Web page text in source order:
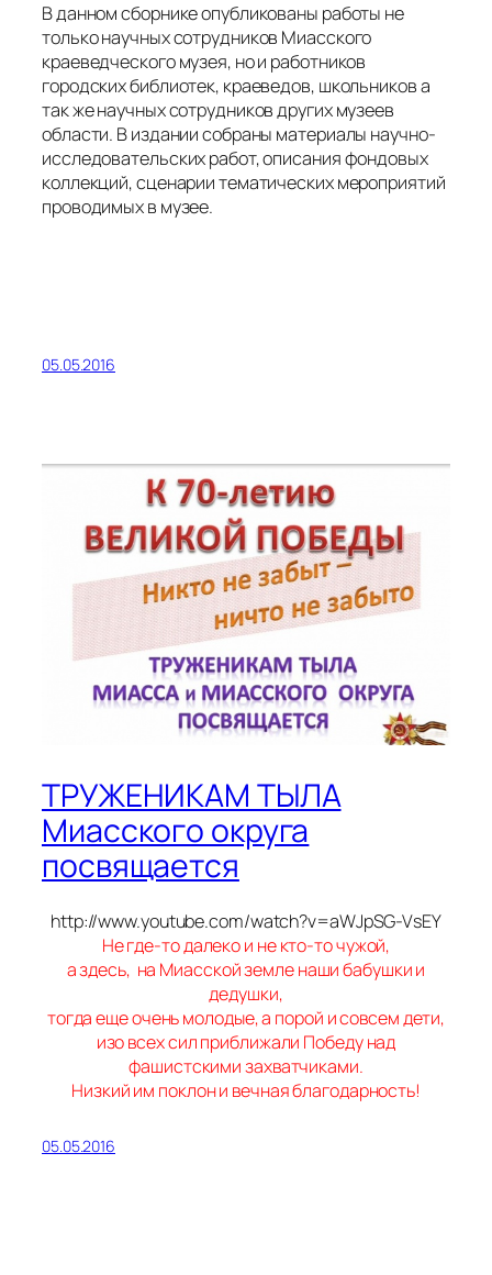
В данном сборнике опубликованы работы не
только научных сотрудников Миасского
краеведческого музея, но и работников
городских библиотек, краеведов, школьников а
так же научных сотрудников других музеев
области. В издании собраны материалы научно-
исследовательских работ, описания фондовых
коллекций, сценарии тематических мероприятий
проводимых в музее.
05.05.2016
ТРУЖЕНИКАМ ТЫЛА
Миасского округа
посвящается
http://www.youtube.com/watch?v=aWJpSG-VsEY
Не где-то далеко и не кто-то чужой,
а здесь, на Миасской земле наши бабушки и
дедушки,
тогда еще очень молодые, а порой и совсем дети,
изо всех сил приближали Победу над
фашистскими захватчиками.
Низкий им поклон и вечная благодарность!
05.05.2016